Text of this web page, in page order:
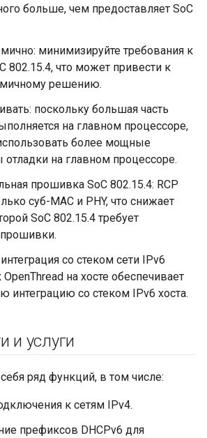
больше, чем предоставляет SoC
минимизируйте требования к
802.15.4, что может привести к
решению.
поскольку большая часть
на главном процессоре,
более мощные
отладки на главном процессоре.
прошивка SoC 802.15.4: RCP
суб-MAC и PHY, что снижает
SoC 802.15.4 требует
со стеком сети IPv6
OpenThread на хосте обеспечивает
интеграцию со стеком IPv6 хоста.
и услуги
ряд функций, в том числе:
к сетям IPv4.
префиксов DHCPv6 для